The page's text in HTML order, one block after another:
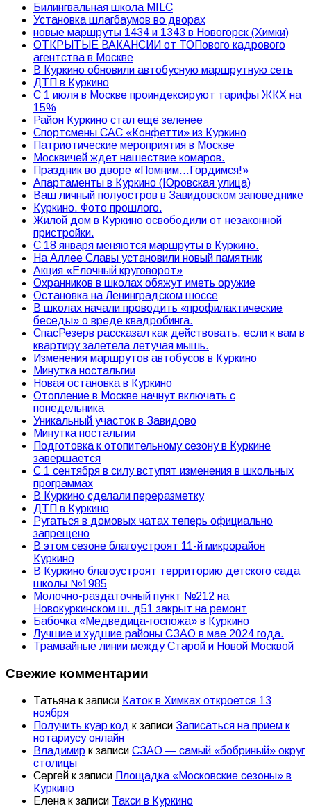
Билингвальная школа MILC
Установка шлагбаумов во дворах
новые маршруты 1434 и 1343 в Новогорск (Химки)
ОТКРЫТЫЕ ВАКАНСИИ от ТОПового кадрового
агентства в Москве
В Куркино обновили автобусную маршрутную сеть
ДТП в Куркино
С 1 июля в Москве проиндексируют тарифы ЖКХ на
15%
Район Куркино стал ещё зеленее
Спортсмены САС «Конфетти» из Куркино
Патриотические мероприятия в Москве
Москвичей ждет нашествие комаров.
Праздник во дворе «Помним…Гордимся!»
Апартаменты в Куркино (Юровская улица)
Ваш личный полуостров в Завидовском заповеднике
Куркино. Фото прошлого.
Жилой дом в Куркино освободили от незаконной
пристройки.
С 18 января меняются маршруты в Куркино.
На Аллее Славы установили новый памятник
Акция «Елочный круговорот»
Охранников в школах обяжут иметь оружие
Остановка на Ленинградском шоссе
В школах начали проводить «профилактические
беседы» о вреде квадробинга.
СпасРезерв рассказал как действовать, если к вам в
квартиру залетела летучая мышь.
Изменения маршрутов автобусов в Куркино
Минутка ностальгии
Новая остановка в Куркино
Отопление в Москве начнут включать с
понедельника
Уникальный участок в Завидово
Минутка ностальгии
Подготовка к отопительному сезону в Куркине
завершается
С 1 сентября в силу вступят изменения в школьных
программах
В Куркино сделали переразметку
ДТП в Куркино
Ругаться в домовых чатах теперь официально
запрещено
В этом сезоне благоустроят 11-й микрорайон
Куркино
В Куркино благоустроят территорию детского сада
школы №1985
Молочно-раздаточный пункт №212 на
Новокуркинском ш. д51 закрыт на ремонт
Бабочка «Медведица-госпожа» в Куркино
Лучшие и худшие районы СЗАО в мае 2024 года.
Трамвайные линии между Старой и Новой Москвой
Свежие комментарии
Татьяна к записи Каток в Химках откроется 13
ноября
Получить куар код к записи Записаться на прием к
нотариусу онлайн
Владимир к записи СЗАО — самый «бобриный» округ
столицы
Сергей к записи Площадка «Московские сезоны» в
Куркино
Елена к записи Такси в Куркино